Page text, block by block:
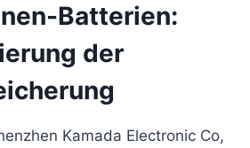
Batterien:
der
Kamada Electronic Co,